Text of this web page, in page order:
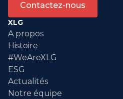
Contactez-nous
XLG
A propos
Histoire
#WeAreXLG
ESG
Actualités
Notre équipe